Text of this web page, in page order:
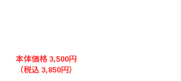
本体価格 3,500円
（税込 3,850円）